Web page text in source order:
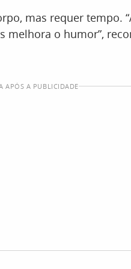
mas requer tempo.
melhora o humor”,
APÓS A PUBLICIDADE